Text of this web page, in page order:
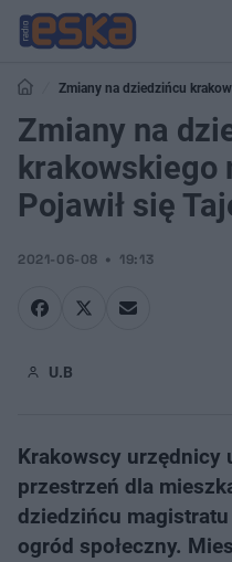
Zmiany na dziedzińcu
Ogród!
Zmiany na
krakowskiego
Pojawił się
2021-06-08 19:13
U.B
Krakowscy urzędnicy
przestrzeń dla
dziedzińcu
ogród społeczny.